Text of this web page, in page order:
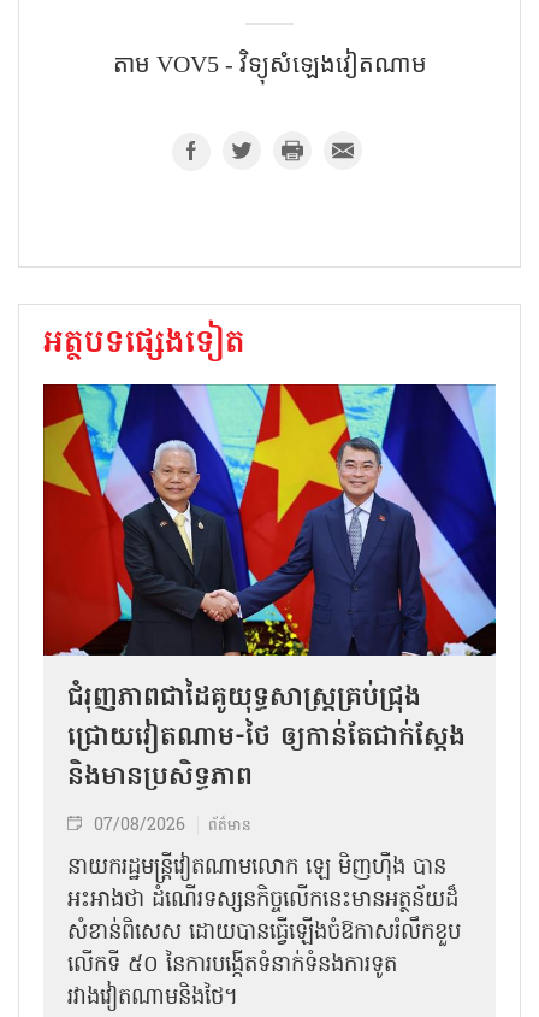
តាម VOV5 - វិទ្យុសំឡេងវៀតណាម
អត្ថបទផ្សេងទៀត
ជំរុញភាពជាដៃគូយុទ្ធសាស្ត្រគ្រប់ជ្រុង
ជ្រោយវៀតណាម-ថៃ ឲ្យកាន់តែជាក់ស្ដែង
និងមានប្រសិទ្ធភាព
07/08/2026 ព័ត៌មាន
នាយករដ្ឋមន្ត្រីវៀតណាមលោក ឡេ មិញហ៊ឹង បាន
អះអាងថា ដំណើរទស្សនកិច្ចលើកនេះមានអត្ថន័យដ៏
សំខាន់ពិសេស ដោយបានធ្វើឡើងចំឱកាសរំលឹកខួប
លើកទី ៥០ នៃការបង្កើតទំនាក់ទំនងការទូត
រវាងវៀតណាមនិងថៃ។